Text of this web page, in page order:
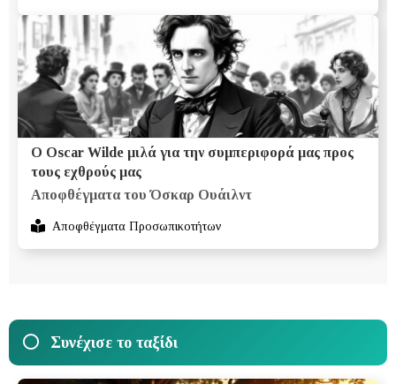
O Oscar Wilde μιλά για την συμπεριφορά μας προς
τους εχθρούς μας
Αποφθέγματα του Όσκαρ Ουάιλντ
Αποφθέγματα Προσωπικοτήτων
Συνέχισε το ταξίδι